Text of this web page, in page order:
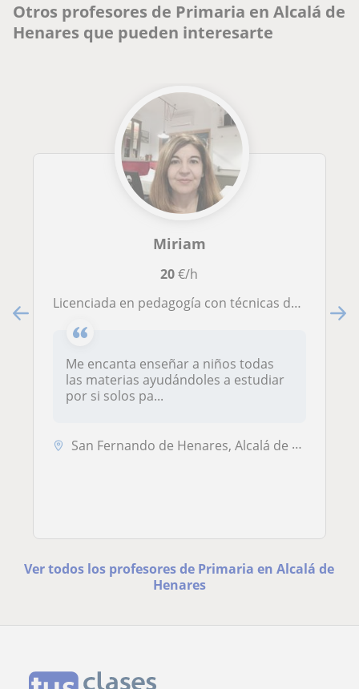
Otros profesores de Primaria en Alcalá de
Henares que pueden interesarte
Miriam
20€/h
Licenciada en pedagogía con técnicas de estudio para reforzar las materias
Me encanta enseñar a niños todas
las materias ayudándoles a estudiar
por si solos pa...
San Fernando de Henares, Alcalá de Henares, Torres de la Alameda, Cosl...
Ver todos los profesores de Primaria en Alcalá de
Henares